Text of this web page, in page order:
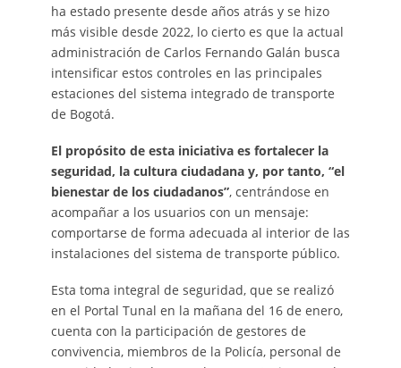
ha estado presente desde años atrás y se hizo
más visible desde 2022, lo cierto es que la actual
administración de Carlos Fernando Galán busca
intensificar estos controles en las principales
estaciones del sistema integrado de transporte
de Bogotá.
El propósito de esta iniciativa es fortalecer la
seguridad, la cultura ciudadana y, por tanto, “el
bienestar de los ciudadanos”, centrándose en
acompañar a los usuarios con un mensaje:
comportarse de forma adecuada al interior de las
instalaciones del sistema de transporte público.
Esta toma integral de seguridad, que se realizó
en el Portal Tunal en la mañana del 16 de enero,
cuenta con la participación de gestores de
convivencia, miembros de la Policía, personal de